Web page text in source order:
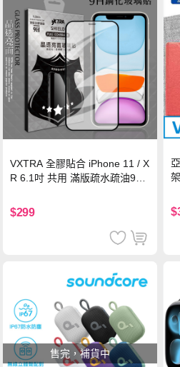
VXTRA 全膠貼合 iPhone 11 / X
R 6.1吋 共用 滿版疏水疏油9H
$299
售完，補貨中